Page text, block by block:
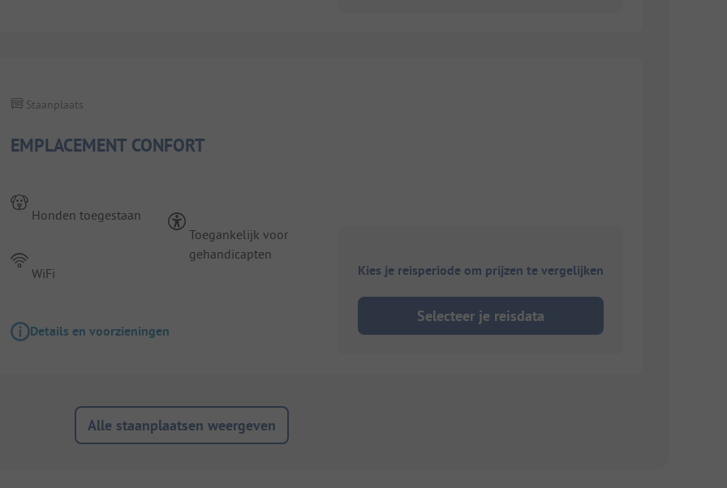
EMPLACEMENT CONFORT
Staanplaats
Honden toegestaan
WiFi
Toegankelijk voor
gehandicapten
Details en voorzieningen
Kies je reisperiode om prijzen te vergelijken
Selecteer je reisdata
Alle staanplaatsen weergeven